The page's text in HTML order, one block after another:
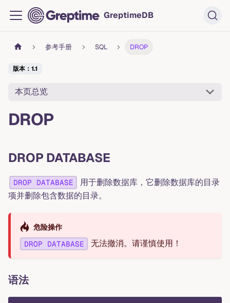
GreptimeDB
参考手册 SQL DROP
版本：1.1
本页总览
DROP
DROP DATABASE
DROP DATABASE
用于删除数据库，它删除数据库的目录
项并删除包含数据的目录。
危险操作
DROP DATABASE
无法撤消。请谨慎使用！
语法